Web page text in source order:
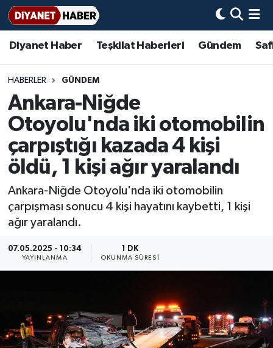
Diyanet Haber Teşkilat Haberleri Gündem
HABERLER GÜNDEM
Ankara-Niğde
Otoyolu'nda iki otomobilin
çarpıştığı kazada 4 kişi
öldü, 1 kişi ağır yaralandı
Ankara-Niğde Otoyolu'nda iki otomobilin
çarpışması sonucu 4 kişi hayatını kaybetti, 1 kişi
ağır yaralandı.
07.05.2025 - 10:34
YAYINLANMA
1 DK
OKUNMA SÜRESI
Diyanet Haber
Teşkilat Haberleri
Adana Müftülüğü
Adıyaman Müftülüğü
Afyonkarahisar Müftülüğü
Ağrı Müftülüğü
Aksaray Müftülüğü
Amasya Müftülüğü
Antalya Müftülüğü
Artvin Müftülüğü
Gündem
#Keşfet
Bir Ayet
Bir Hikaye
Biyografiler
Dini kavramlar
Diyanet Bilgi
Diyanet Takvimi
Hadislerle İslam
Kurban
Basında Bugün
DİYANET eKİTAP
Aile Dergisi
Aylık Dergi
DİYANET AKADEMİ
İmam Hatip Okulları
Başmakale
Hadis-i Şerifler
Hayat Okumaları
Nöbetçi Eczaneler
Hava Durumu
Ankara Namaz Vakitleri
Trafik Durumu
Süper Lig Puan Durumu ve Fikstür
Haber Arşivi